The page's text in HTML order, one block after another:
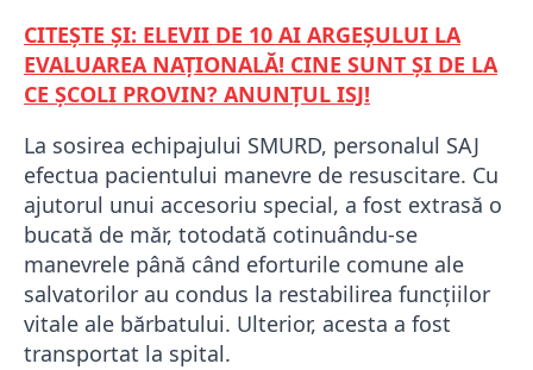
CITEȘTE ȘI: ELEVII DE 10 AI ARGEȘULUI LA
EVALUAREA NAȚIONALĂ! CINE SUNT ȘI DE LA
CE ȘCOLI PROVIN? ANUNȚUL ISJ!
La sosirea echipajului SMURD, personalul SAJ
efectua pacientului manevre de resuscitare. Cu
ajutorul unui accesoriu special, a fost extrasă o
bucată de măr, totodată cotinuându-se
manevrele până când eforturile comune ale
salvatorilor au condus la restabilirea funcțiilor
vitale ale bărbatului. Ulterior, acesta a fost
transportat la spital.